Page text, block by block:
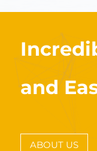
and
ABOUT US